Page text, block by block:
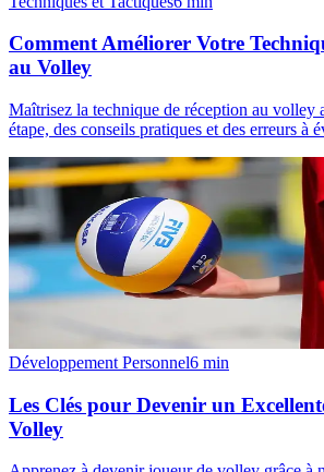
Comment Améliorer Votre
au Volley
Maîtrisez la technique de réception au volley
étape, des conseils pratiques et des erreurs à
Développement Personnel6 min
Les Clés pour Devenir un
Volley